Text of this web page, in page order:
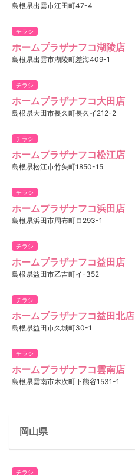
島根県出雲市江田町47-4
チラシ
ホームプラザナフコ湖陵店
島根県出雲市湖陵町差海409-1
チラシ
ホームプラザナフコ大田店
島根県大田市長久町長久イ212-2
チラシ
ホームプラザナフコ松江店
島根県松江市竹矢町1850-15
チラシ
ホームプラザナフコ浜田店
島根県浜田市周布町ロ293-1
チラシ
ホームプラザナフコ益田店
島根県益田市乙吉町イ-352
チラシ
ホームプラザナフコ益田北店
島根県益田市久城町30-1
チラシ
ホームプラザナフコ雲南店
島根県雲南市木次町下熊谷1531-1
岡山県
チラシ